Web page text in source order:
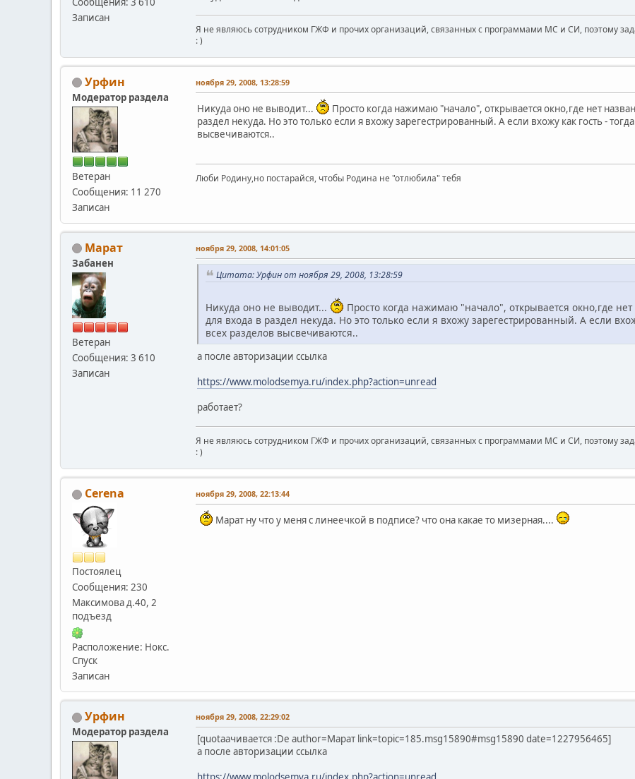
Записан
Я не являюсь сотрудником ГЖФ и прочих организаций, связанных с программами МС и СИ, поэтому
: )
Урфин
Модератор раздела
Ветеран
Сообщения: 11 270
Записан
ноября 29, 2008, 13:28:59
Никуда оно не выводит...
Просто когда нажимаю "начало", открывается окно,где нет
раздел некуда. Но это только если я вхожу зарегестрированный. А если вхожу как гость -
высвечиваются..
Люби Родину,но постарайся, чтобы Родина не "отлюбила" тебя
Марат
Забанен
Ветеран
Сообщения: 3 610
Записан
ноября 29, 2008, 14:01:05
Цитата: Урфин от ноября 29, 2008, 13:28:59
Никуда оно не выводит...
Просто когда нажимаю "начало", открывается окно,где
для входа в раздел некуда. Но это только если я вхожу зарегестрированный. А если
всех разделов высвечиваются..
а после авторизации ссылка
https://www.molodsemya.ru/index.php?action=unread
работает?
Я не являюсь сотрудником ГЖФ и прочих организаций, связанных с программами МС и СИ, поэтому
: )
Сerena
Постоялец
Сообщения: 230
Максимова д.40, 2
подъезд
Расположение: Нокс.
Спуск
Записан
ноября 29, 2008, 22:13:44
Марат ну что у меня с линеечкой в подписе? что она какае то мизерная....
Урфин
Модератор раздела
ноября 29, 2008, 22:29:02
[quotаачивается :De author=Марат link=topic=185.msg15890#msg15890 date=1227956465]
а после авторизации ссылка